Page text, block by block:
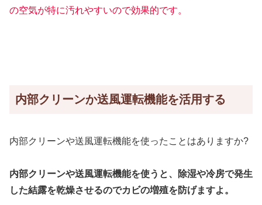
の空気が特に汚れやすいので効果的です。
内部クリーンか送風運転機能を活用する
内部クリーンや送風運転機能を使ったことはありますか?
内部クリーンや送風運転機能を使うと、除湿や冷房で発生
した結露を乾燥させるのでカビの増殖を防げますよ。